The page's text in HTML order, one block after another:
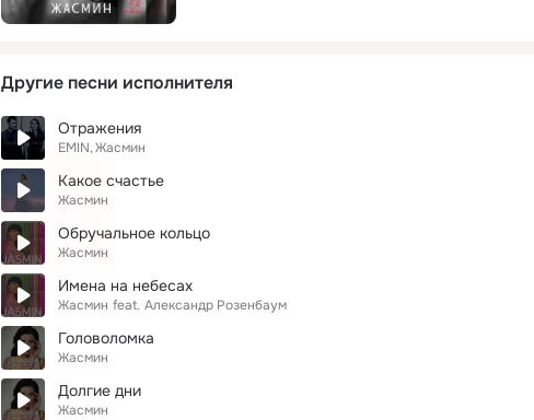
Другие песни исполнителя
Отражения
EMIN Жасмин
Какое счастье
Жасмин
Обручальное кольцо
Жасмин
Имена на небесах
Жасмин feat. Александр Розенбаум
Головоломка
Жасмин
Долгие дни
Жасмин